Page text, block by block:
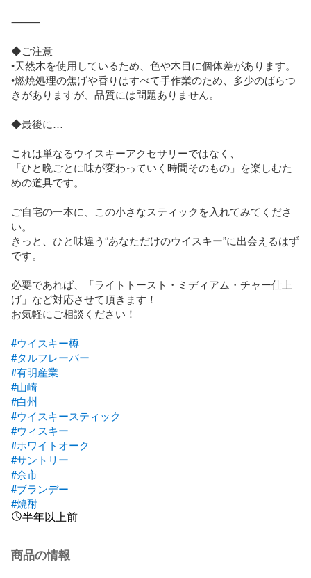
⸻
◆ご注意
•天然木を使用しているため、色や木目に個体差があります。
•燃焼処理の焦げや香りはすべて手作業のため、多少のばらつ
きがありますが、品質には問題ありません。
◆最後に…
これは単なるウイスキーアクセサリーではなく、
「ひと晩ごとに味が変わっていく時間そのもの」を楽しむた
めの道具です。
ご自宅の一本に、この小さなスティックを入れてみてくださ
い。
きっと、ひと味違う“あなただけのウイスキー”に出会えるはず
です。
必要であれば、「ライトトースト・ミディアム・チャー仕上
げ」など対応させて頂きます！
お気軽にご相談ください！
#ウイスキー樽
#タルフレーバー
#有明産業
#山崎
#白州
#ウイスキースティック
#ウィスキー
#ホワイトオーク
#サントリー
#余市
#ブランデー
#焼酎
半年以上前
商品の情報